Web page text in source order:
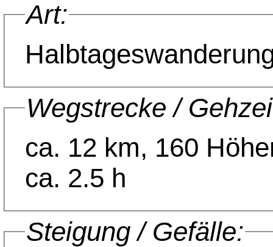
Art:
Wegstrecke /
ca. 12 km, 160 Höhenmeter,
ca. 2.5 h
Steigung / Gefälle: